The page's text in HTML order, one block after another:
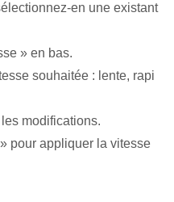
en une existant
» en bas.
souhaitée : lente, rapi
modifications.
pour appliquer la vitesse